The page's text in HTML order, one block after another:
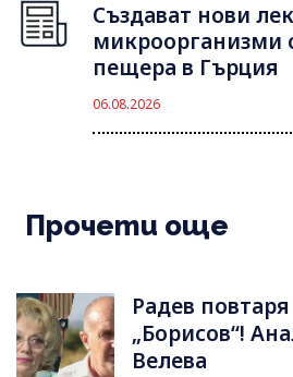
Създават нови
микроорганизми
пещера в Гърция
06.08.2026
Прочети още
Радев
„Борисов“!
Велева